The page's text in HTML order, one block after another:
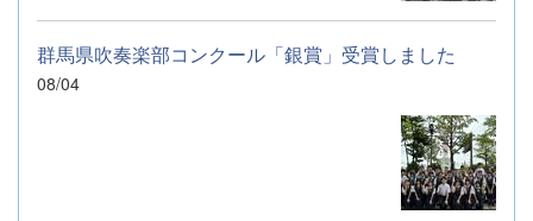
群馬県吹奏楽部コンクール「銀賞」受賞しました
08/04